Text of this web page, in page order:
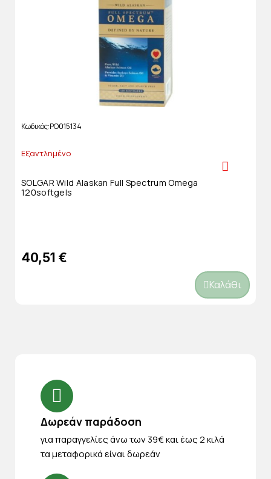
Κωδικός PO015134
Εξαντλημένο
SOLGAR Wild Alaskan Full Spectrum Omega
120softgels
40,51 €
Καλάθι
Δωρεάν παράδοση
για παραγγελίες άνω των 39€ και έως 2 κιλά
τα μεταφορικά είναι δωρεάν